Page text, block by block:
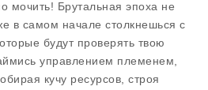
мочить! Брутальная эпоха не
в самом начале столкнешься с
будут проверять твою
управлением племенем,
кучу ресурсов, строя